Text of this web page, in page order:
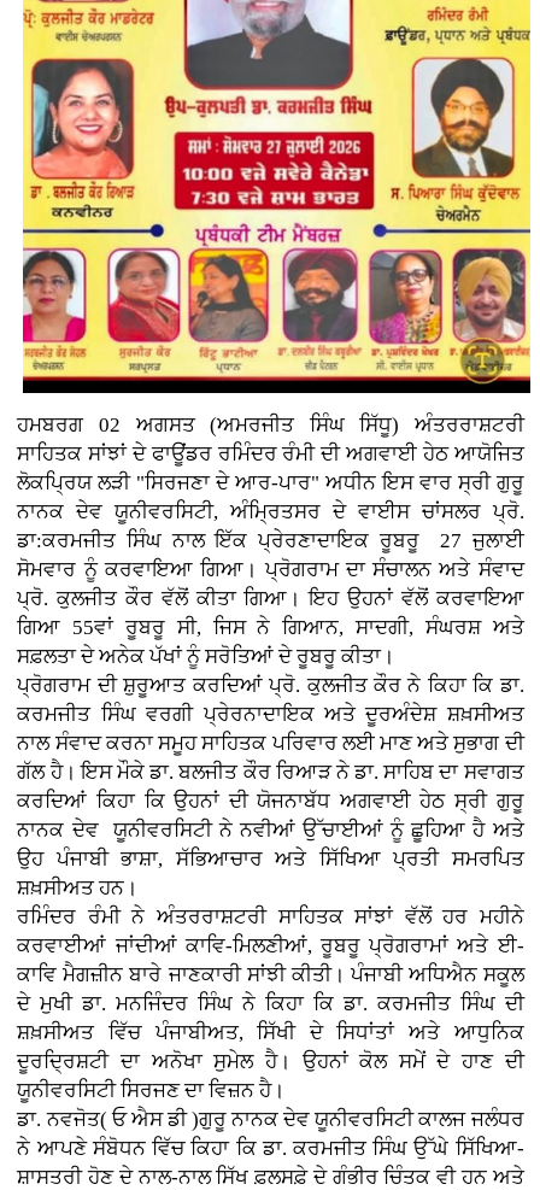
ਹਮਬਰਗ 02 ਅਗਸਤ (ਅਮਰਜੀਤ ਸਿੰਘ ਸਿੱਧੂ) ਅੰਤਰਰਾਸ਼ਟਰੀ
ਸਾਹਿਤਕ ਸਾਂਝਾਂ ਦੇ ਫਾਊਂਡਰ ਰਮਿੰਦਰ ਰੰਮੀ ਦੀ ਅਗਵਾਈ ਹੇਠ ਆਯੋਜਿਤ
ਲੋਕਪ੍ਰਿਯ ਲੜੀ "ਸਿਰਜਣਾ ਦੇ ਆਰ-ਪਾਰ" ਅਧੀਨ ਇਸ ਵਾਰ ਸ੍ਰੀ ਗੁਰੂ
ਨਾਨਕ ਦੇਵ ਯੂਨੀਵਰਸਿਟੀ, ਅੰਮ੍ਰਿਤਸਰ ਦੇ ਵਾਈਸ ਚਾਂਸਲਰ ਪ੍ਰੋ.
ਡਾ:ਕਰਮਜੀਤ ਸਿੰਘ ਨਾਲ ਇੱਕ ਪ੍ਰੇਰਣਾਦਾਇਕ ਰੂਬਰੂ 27 ਜੁਲਾਈ
ਸੋਮਵਾਰ ਨੂੰ ਕਰਵਾਇਆ ਗਿਆ। ਪ੍ਰੋਗਰਾਮ ਦਾ ਸੰਚਾਲਨ ਅਤੇ ਸੰਵਾਦ
ਪ੍ਰੋ. ਕੁਲਜੀਤ ਕੌਰ ਵੱਲੋਂ ਕੀਤਾ ਗਿਆ। ਇਹ ਉਹਨਾਂ ਵੱਲੋਂ ਕਰਵਾਇਆ
ਗਿਆ 55ਵਾਂ ਰੂਬਰੂ ਸੀ, ਜਿਸ ਨੇ ਗਿਆਨ, ਸਾਦਗੀ, ਸੰਘਰਸ਼ ਅਤੇ
ਸਫ਼ਲਤਾ ਦੇ ਅਨੇਕ ਪੱਖਾਂ ਨੂੰ ਸਰੋਤਿਆਂ ਦੇ ਰੂਬਰੂ ਕੀਤਾ।
ਪ੍ਰੋਗਰਾਮ ਦੀ ਸ਼ੁਰੂਆਤ ਕਰਦਿਆਂ ਪ੍ਰੋ. ਕੁਲਜੀਤ ਕੌਰ ਨੇ ਕਿਹਾ ਕਿ ਡਾ.
ਕਰਮਜੀਤ ਸਿੰਘ ਵਰਗੀ ਪ੍ਰੇਰਨਾਦਾਇਕ ਅਤੇ ਦੂਰਅੰਦੇਸ਼ ਸ਼ਖ਼ਸੀਅਤ
ਨਾਲ ਸੰਵਾਦ ਕਰਨਾ ਸਮੂਹ ਸਾਹਿਤਕ ਪਰਿਵਾਰ ਲਈ ਮਾਣ ਅਤੇ ਸੁਭਾਗ ਦੀ
ਗੱਲ ਹੈ। ਇਸ ਮੌਕੇ ਡਾ. ਬਲਜੀਤ ਕੌਰ ਰਿਆੜ ਨੇ ਡਾ. ਸਾਹਿਬ ਦਾ ਸਵਾਗਤ
ਕਰਦਿਆਂ ਕਿਹਾ ਕਿ ਉਹਨਾਂ ਦੀ ਯੋਜਨਾਬੱਧ ਅਗਵਾਈ ਹੇਠ ਸ੍ਰੀ ਗੁਰੂ
ਨਾਨਕ ਦੇਵ ਯੂਨੀਵਰਸਿਟੀ ਨੇ ਨਵੀਆਂ ਉੱਚਾਈਆਂ ਨੂੰ ਛੂਹਿਆ ਹੈ ਅਤੇ
ਉਹ ਪੰਜਾਬੀ ਭਾਸ਼ਾ, ਸੱਭਿਆਚਾਰ ਅਤੇ ਸਿੱਖਿਆ ਪ੍ਰਤੀ ਸਮਰਪਿਤ
ਸ਼ਖ਼ਸੀਅਤ ਹਨ।
ਰਮਿੰਦਰ ਰੰਮੀ ਨੇ ਅੰਤਰਰਾਸ਼ਟਰੀ ਸਾਹਿਤਕ ਸਾਂਝਾਂ ਵੱਲੋਂ ਹਰ ਮਹੀਨੇ
ਕਰਵਾਈਆਂ ਜਾਂਦੀਆਂ ਕਾਵਿ-ਮਿਲਣੀਆਂ, ਰੂਬਰੂ ਪ੍ਰੋਗਰਾਮਾਂ ਅਤੇ ਈ-
ਕਾਵਿ ਮੈਗਜ਼ੀਨ ਬਾਰੇ ਜਾਣਕਾਰੀ ਸਾਂਝੀ ਕੀਤੀ। ਪੰਜਾਬੀ ਅਧਿਐਨ ਸਕੂਲ
ਦੇ ਮੁਖੀ ਡਾ. ਮਨਜਿੰਦਰ ਸਿੰਘ ਨੇ ਕਿਹਾ ਕਿ ਡਾ. ਕਰਮਜੀਤ ਸਿੰਘ ਦੀ
ਸ਼ਖ਼ਸੀਅਤ ਵਿੱਚ ਪੰਜਾਬੀਅਤ, ਸਿੱਖੀ ਦੇ ਸਿਧਾਂਤਾਂ ਅਤੇ ਆਧੁਨਿਕ
ਦੂਰਦ੍ਰਿਸ਼ਟੀ ਦਾ ਅਨੋਖਾ ਸੁਮੇਲ ਹੈ। ਉਹਨਾਂ ਕੋਲ ਸਮੇਂ ਦੇ ਹਾਣ ਦੀ
ਯੂਨੀਵਰਸਿਟੀ ਸਿਰਜਣ ਦਾ ਵਿਜ਼ਨ ਹੈ।
ਡਾ. ਨਵਜੋਤ( ਓ ਐਸ ਡੀ )ਗੁਰੂ ਨਾਨਕ ਦੇਵ ਯੂਨੀਵਰਸਿਟੀ ਕਾਲਜ ਜਲੰਧਰ
ਨੇ ਆਪਣੇ ਸੰਬੋਧਨ ਵਿੱਚ ਕਿਹਾ ਕਿ ਡਾ. ਕਰਮਜੀਤ ਸਿੰਘ ਉੱਘੇ ਸਿੱਖਿਆ-
ਸ਼ਾਸਤਰੀ ਹੋਣ ਦੇ ਨਾਲ-ਨਾਲ ਸਿੱਖ ਫ਼ਲਸਫ਼ੇ ਦੇ ਗੰਭੀਰ ਚਿੰਤਕ ਵੀ ਹਨ ਅਤੇ